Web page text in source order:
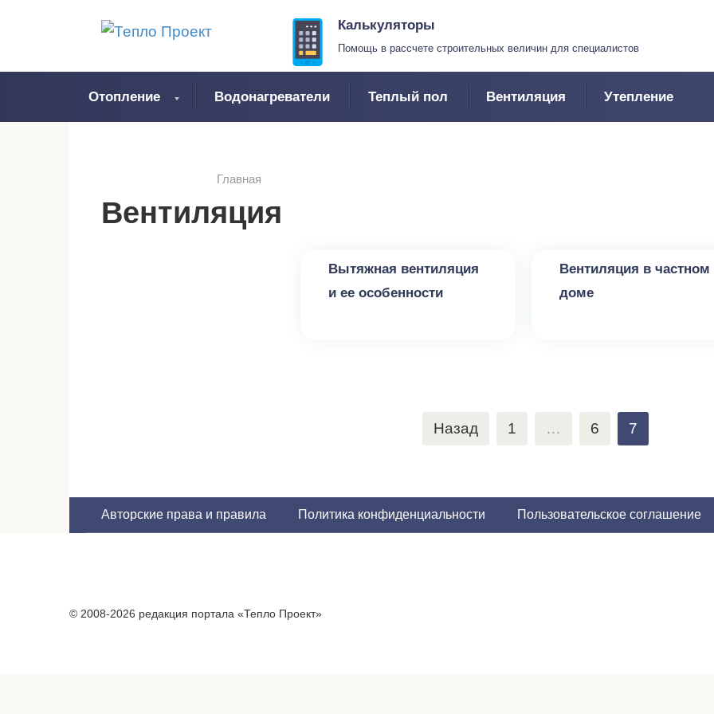
Калькуляторы
Помощь в рассчете строительных величин для специалистов
Отопление Водонагреватели Теплый пол Вентиляция Утепление
Главная
Вентиляция
Вытяжная вентиляция
и ее особенности
Вентиляция в частном
доме
Назад 1 … 6 7
Авторские права и правила Политика конфиденциальности Пользовательское соглашение
© 2008-2026 редакция портала «Тепло Проект»